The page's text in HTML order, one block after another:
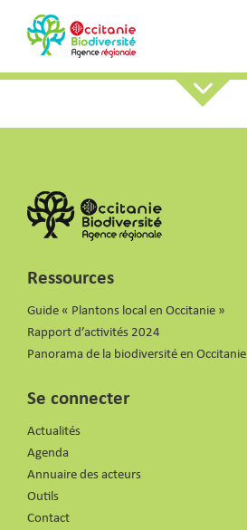
Ressources
Guide « Plantons local en Occitanie »
Rapport d’activités 2024
Panorama de la biodiversité en Occitanie
Se connecter
Actualités
Agenda
Annuaire des acteurs
Outils
Contact